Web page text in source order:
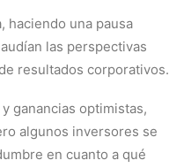
haciendo una pausa
las perspectivas
resultados corporativos.
ganancias optimistas,
algunos inversores se
en cuanto a qué